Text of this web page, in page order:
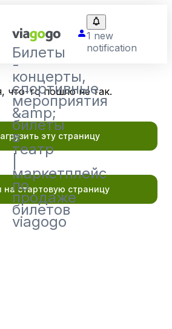
Билеты
-
концерты,
спортивные
мероприятия
&amp;
билеты
в
театр
маркетплейс
по
продаже
билетов
viagogo
1 new
notification
что-то пошло не так.
эту страницу
на стартовую страницу